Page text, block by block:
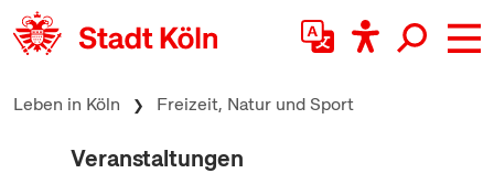
zum Inhalt springen
Leben in Köln Freizeit, Natur und Sport
Veranstaltungen